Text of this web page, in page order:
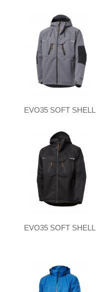
EVO35 SOFT SHELL
EVO35 SOFT SHELL